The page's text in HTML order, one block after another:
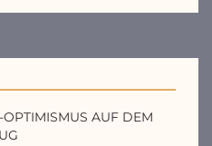
OPTIMISMUS AUF DEM